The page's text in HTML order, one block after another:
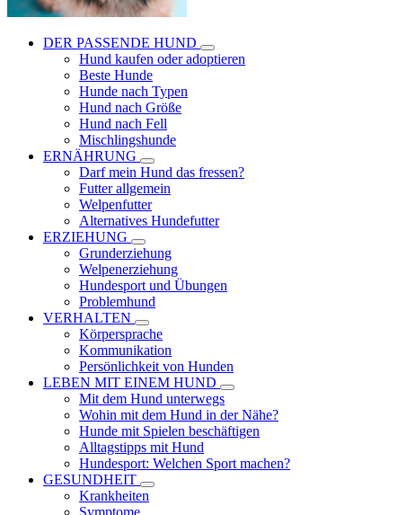
DER PASSENDE HUND
Hund kaufen oder adoptieren
Beste Hunde
Hunde nach Typen
Hund nach Größe
Hund nach Fell
Mischlingshunde
ERNÄHRUNG
Darf mein Hund das fressen?
Futter allgemein
Welpenfutter
Alternatives Hundefutter
ERZIEHUNG
Grunderziehung
Welpenerziehung
Hundesport und Übungen
Problemhund
VERHALTEN
Körpersprache
Kommunikation
Persönlichkeit von Hunden
LEBEN MIT EINEM HUND
Mit dem Hund unterwegs
Wohin mit dem Hund in der Nähe?
Hunde mit Spielen beschäftigen
Alltagstipps mit Hund
Hundesport: Welchen Sport machen?
GESUNDHEIT
Krankheiten
Symptome